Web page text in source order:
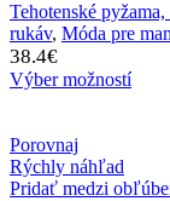
Tehotenské
rukáv, Móda pre
38.4€
Výber možností
Porovnaj
Rýchly náhľad
Pridať medzi